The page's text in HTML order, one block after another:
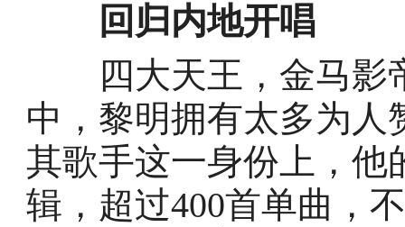
回归内地开唱
四大天王，金马影
中，黎明拥有太多为
其歌手这一身份上，他
辑，超过400首单曲，